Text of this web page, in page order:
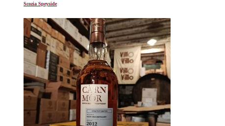
Scozia Speyside